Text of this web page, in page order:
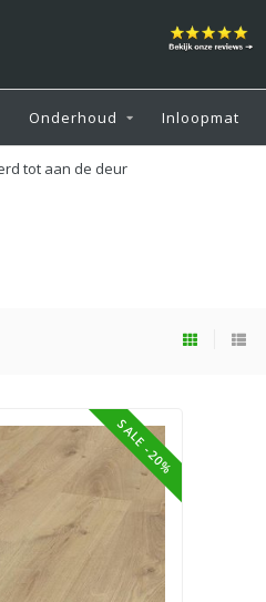
Onderhoud Inloopmat
tot aan de deur
SALE -20%